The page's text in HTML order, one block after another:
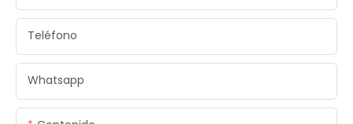
Teléfono
Whatsapp